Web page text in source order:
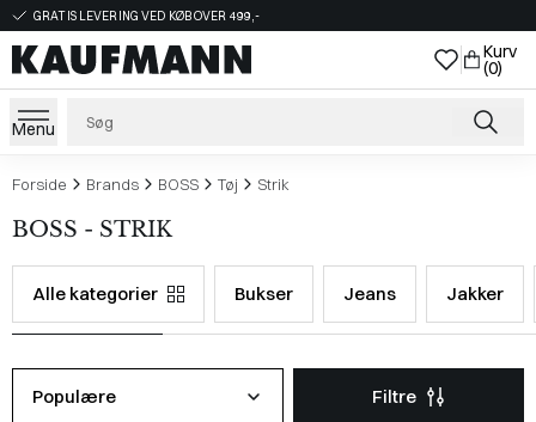
GRATIS LEVERING VED KØB OVER 499,-
Kurv
(0)
Menu
Forside Brands BOSS Tøj Strik
BOSS - STRIK
Alle kategorier Bukser Jeans Jakker
Populære Filtre